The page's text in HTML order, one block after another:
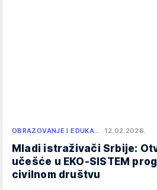
OBRAZOVANJE I EDUKA… 12.02.2026.
Mladi istraživači Srbije:
učešće u EKO-SISTEM
civilnom društvu